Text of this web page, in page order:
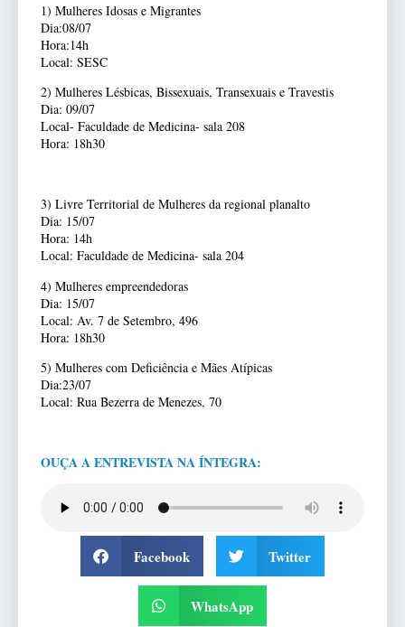
1) Mulheres Idosas e Migrantes
Dia:08/07
Hora:14h
Local: SESC
2) Mulheres Lésbicas, Bissexuais, Transexuais e Travestis
Dia: 09/07
Local- Faculdade de Medicina- sala 208
Hora: 18h30
3) Livre Territorial de Mulheres da regional planalto
Dia: 15/07
Hora: 14h
Local: Faculdade de Medicina- sala 204
4) Mulheres empreendedoras
Dia: 15/07
Local: Av. 7 de Setembro, 496
Hora: 18h30
5) Mulheres com Deficiência e Mães Atípicas
Dia:23/07
Local: Rua Bezerra de Menezes, 70
OUÇA A ENTREVISTA NA ÍNTEGRA:
Facebook Twitter
WhatsApp